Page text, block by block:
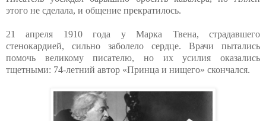
этого не сделала, и общение прекратилось.
21 апреля 1910 года у Марка Твена, страдавшего
стенокардией, сильно заболело сердце. Врачи пытались
помочь великому писателю, но их усилия оказались
тщетными: 74-летний автор «Принца и нищего» скончался.